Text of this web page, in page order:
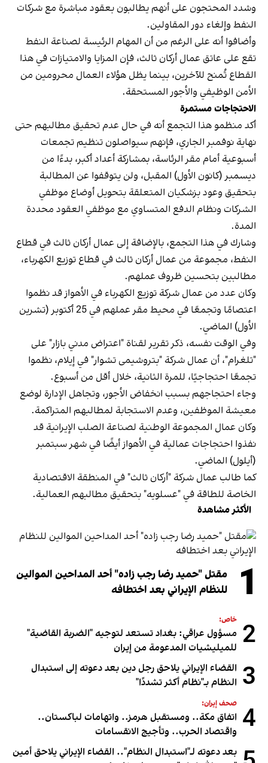
وشدد المحتجون على أنهم يطالبون بعقود مباشرة مع شركات
النفط وإلغاء دور المقاولين.
وأضافوا أنه على الرغم من أن المهام الرئيسة لصناعة النفط
تقع على عاتق عمال أركان ثالث، فإن المزايا والامتيازات في هذا
القطاع تُمنح للآخرين، بينما يظل هؤلاء العمال محرومين من
الأمن الوظيفي والأجور المستحقة.
الاحتجاجات مستمرة
أكد منظمو هذا التجمع أنه في حال عدم تحقيق مطالبهم حتى
نهاية نوفمبر الجاري، فإنهم سيواصلون تنظيم تجمعات
أسبوعية أمام مقر الرئاسة، بمشاركة أعداد أكبر، بدءًا من
ديسمبر (كانون الأول) المقبل، ولن يتوقفوا عن المطالبة
بتحقيق وعود بزشکیان المتعلقة بتحويل أوضاع موظفي
الشركات ونظام الدفع المتساوي مع موظفي العقود محددة
المدة.
وشارك في هذا التجمع، بالإضافة إلى عمال أركان ثالث في قطاع
النفط، مجموعة من عمال أركان ثالث في قطاع توزيع الكهرباء،
مطالبين بتحسين ظروف عملهم.
وكان عدد من عمال شركة توزيع الكهرباء في الأهواز قد نظموا
اعتصامًا وتجمعًا في محيط مقر عملهم في 25 أكتوبر (تشرين
الأول) الماضي.
وفي الوقت نفسه، ذكر تقرير لقناة "اعتراض مدني بازار" على
"تلغرام"، أن عمال شركة "بتروشیمی تشوار" في إيلام، نظموا
تجمعًا احتجاجيًا، للمرة الثانية، خلال أقل من أسبوع.
وجاء احتجاجهم بسبب انخفاض الأجور، وتجاهل الإدارة لوضع
معيشة الموظفين، وعدم الاستجابة لمطالبهم المتراكمة.
وكان عمال المجموعة الوطنية لصناعة الصلب الإيرانية قد
نفذوا احتجاجات عمالية في الأهواز أيضًا في شهر سبتمبر
(أيلول) الماضي.
كما طالب عمال شركة "أركان ثالث" في المنطقة الاقتصادية
الخاصة للطاقة في "عسلويه" بتحقيق مطالبهم العمالية.
الأكثر مشاهدة
1
مقتل "حميد رضا رجب زاده" أحد المداحين الموالين
للنظام الإيراني بعد اختطافه
2 خاص:
مسؤول عراقي: بغداد تستعد لتوجيه "الضربة القاضية"
للميليشيات المدعومة من إيران
3 القضاء الإيراني يلاحق رجل دين بعد دعوته إلى استبدال
النظام بـ"نظام أكثر تشددًا"
4 صحف إيران:
اتفاق مكة.. ومستقبل هرمز.. واتهامات لباكستان..
واقتصاد الحرب.. وتأجيج الانقسامات
بعد دعوته لـ"استبدال النظام".. القضاء الإيراني يلاحق أمين